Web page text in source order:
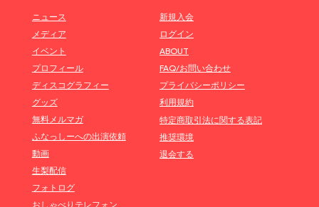
ニュース
メディア
イベント
プロフィール
ディスコグラフィー
グッズ
無料メルマガ
ふなっしーへの出演依頼
動画
生梨配信
フォトログ
おしゃべりテレフォン
新規入会
ログイン
ABOUT
FAQ/お問い合わせ
プライバシーポリシー
利用規約
特定商取引法に関する表記
推奨環境
退会する